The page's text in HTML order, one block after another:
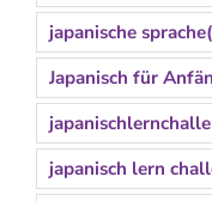
japanische sprache
Japanisch für
japanisch lern